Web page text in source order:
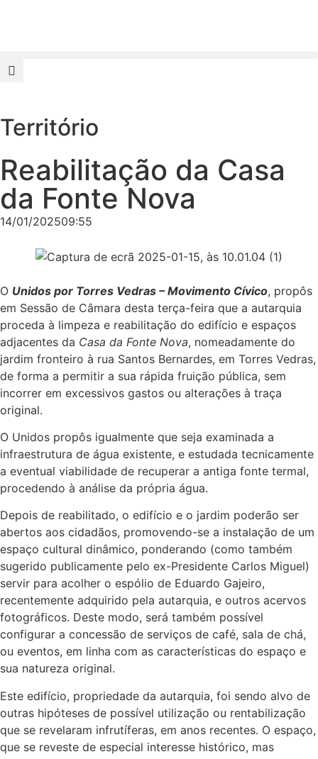
Território
Reabilitação da Casa
da Fonte Nova
14/01/202509:55
O Unidos por Torres Vedras – Movimento Cívico, propôs
em Sessão de Câmara desta terça-feira que a autarquia
proceda à limpeza e reabilitação do edifício e espaços
adjacentes da Casa da Fonte Nova, nomeadamente do
jardim fronteiro à rua Santos Bernardes, em Torres Vedras,
de forma a permitir a sua rápida fruição pública, sem
incorrer em excessivos gastos ou alterações à traça
original.
O Unidos propôs igualmente que seja examinada a
infraestrutura de água existente, e estudada tecnicamente
a eventual viabilidade de recuperar a antiga fonte termal,
procedendo à análise da própria água.
Depois de reabilitado, o edifício e o jardim poderão ser
abertos aos cidadãos, promovendo-se a instalação de um
espaço cultural dinâmico, ponderando (como também
sugerido publicamente pelo ex-Presidente Carlos Miguel)
servir para acolher o espólio de Eduardo Gajeiro,
recentemente adquirido pela autarquia, e outros acervos
fotográficos. Deste modo, será também possível
configurar a concessão de serviços de café, sala de chá,
ou eventos, em linha com as características do espaço e
sua natureza original.
Este edifício, propriedade da autarquia, foi sendo alvo de
outras hipóteses de possível utilização ou rentabilização
que se revelaram infrutíferas, em anos recentes. O espaço,
que se reveste de especial interesse histórico, mas